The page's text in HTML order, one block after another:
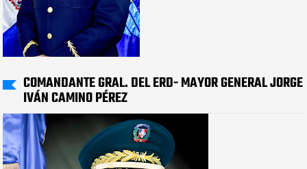
COMANDANTE GRAL. DEL ERD- MAYOR GENERAL JORGE
IVÁN CAMINO PÉREZ